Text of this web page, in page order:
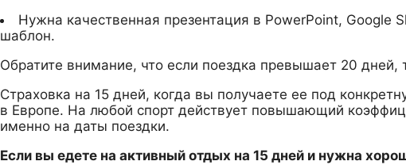
Нужна качественная презентация в PowerPoint, Google
шаблон.
Обратите внимание, что если поездка превышает 20 дней,
Страховка на 15 дней, когда вы получаете ее под
в Европе. На любой спорт действует повышающий
именно на даты поездки.
Если вы едете на активный отдых на 15 дней и нужна